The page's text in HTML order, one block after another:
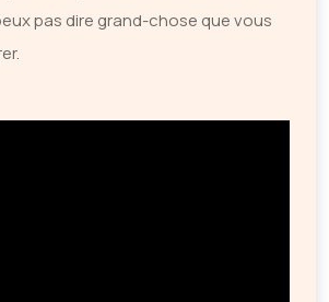
pas dire grand-chose que vous